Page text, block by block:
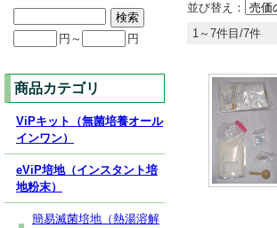
並び替え：
1～7件目/7件
円～ 円
商品カテゴリ
ViPキット（無菌培養オール
インワン）
eViP培地（インスタント培
地粉末）
簡易滅菌培地（熱湯溶解